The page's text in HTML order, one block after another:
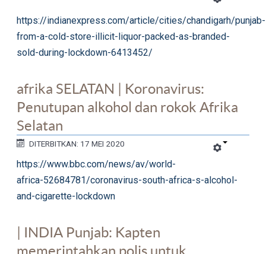
https://indianexpress.com/article/cities/chandigarh/punjab-
from-a-cold-store-illicit-liquor-packed-as-branded-
sold-during-lockdown-6413452/
afrika SELATAN | Koronavirus:
Penutupan alkohol dan rokok Afrika
Selatan
DITERBITKAN: 17 MEI 2020
https://www.bbc.com/news/av/world-
africa-52684781/coronavirus-south-africa-s-alcohol-
and-cigarette-lockdown
| INDIA Punjab: Kapten
memerintahkan polis untuk